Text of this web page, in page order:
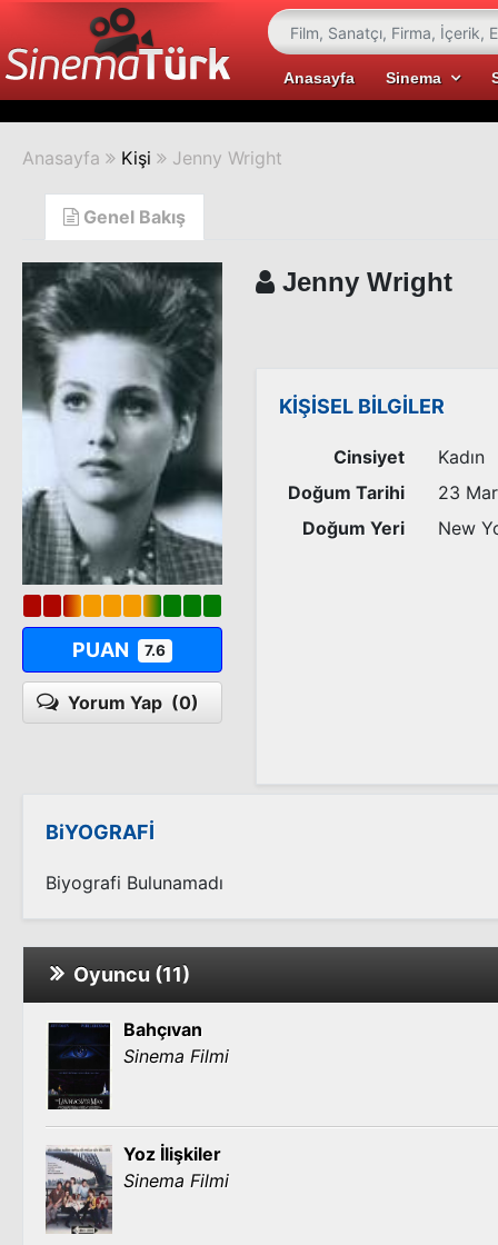
Anasayfa Sinema
Anasayfa Kişi Jenny Wright
Genel Bakış
PUAN 7.6
Yorum Yap (0)
Jenny Wright
KİŞİSEL BİLGİLER
Cinsiyet
Kadın
Doğum Tarihi
23
Doğum Yeri
New
BiYOGRAFİ
Biyografi Bulunamadı
Oyuncu (11)
Bahçıvan
Sinema Filmi
Yoz İlişkiler
Sinema Filmi